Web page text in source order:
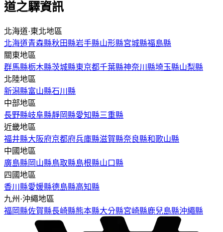
道之驛資訊
北海道·東北地區
北海道青森縣秋田縣岩手縣山形縣宮城縣福島縣
關東地區
群馬縣栃木縣茨城縣東京都千葉縣神奈川縣埼玉縣山梨縣
北陸地區
新潟縣富山縣石川縣
中部地區
長野縣岐阜縣靜岡縣愛知縣三重縣
近畿地區
福井縣大阪府京都府兵庫縣滋賀縣奈良縣和歌山縣
中國地區
廣島縣 岡山縣鳥取縣島根縣山口縣
四國地區
香川縣愛媛縣德島縣高知縣
九州·沖繩地區
福岡縣佐賀縣長崎縣熊本縣大分縣宮崎縣鹿兒島縣沖繩縣